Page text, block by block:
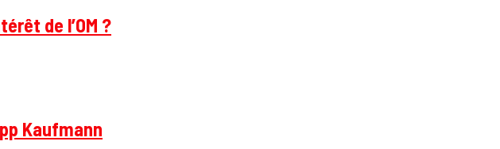
de l’OM ?
Kaufmann